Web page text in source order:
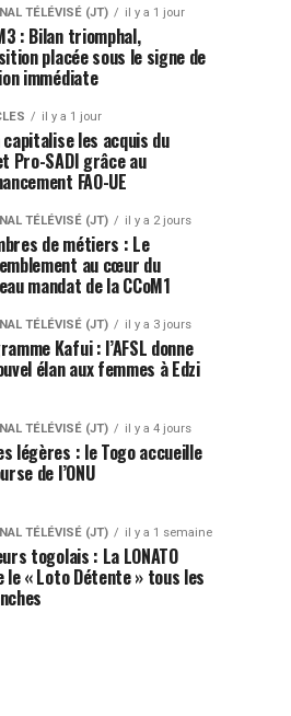
TÉLÉVISÉ (JT) il y a 1 jour
: Bilan triomphal,
placée sous le signe de
immédiate
il y a 1 jour
capitalise les acquis du
Pro-SADI grâce au
FAO-UE
TÉLÉVISÉ (JT) il y a 2 jours
de métiers : Le
au cœur du
mandat de la CCoM1
TÉLÉVISÉ (JT) il y a 3 jours
Kafui : l’AFSL donne
élan aux femmes à Edzi
TÉLÉVISÉ (JT) il y a 4 jours
légères : le Togo accueille
de l’ONU
TÉLÉVISÉ (JT) il y a 1 semaine
togolais : La LONATO
le « Loto Détente » tous les